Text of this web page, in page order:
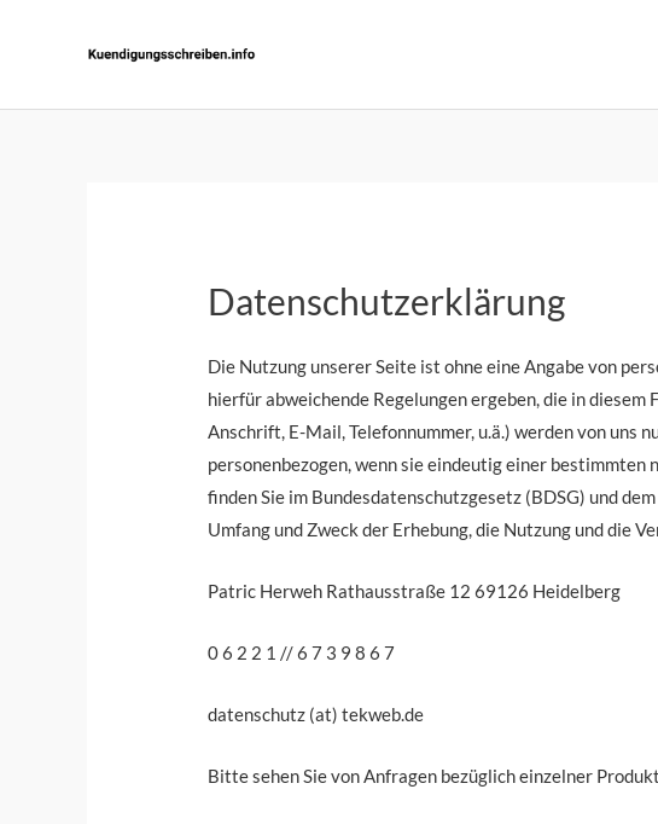
Datenschutzerklärung
Die Nutzung unserer Seite ist ohne eine Angabe von
hierfür abweichende Regelungen ergeben, die in
Anschrift, E-Mail, Telefonnummer, u.ä.) werden von uns
personenbezogen, wenn sie eindeutig einer
finden Sie im Bundesdatenschutzgesetz (BDSG) und
Umfang und Zweck der Erhebung, die Nutzung und die
Patric Herweh Rathausstraße 12 69126 Heidelberg
0 6 2 2 1 // 6 7 3 9 8 6 7
datenschutz (at) tekweb.de
Bitte sehen Sie von Anfragen bezüglich einzelner